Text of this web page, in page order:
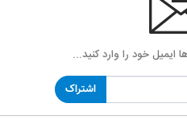
ایمیل خود را وارد کنید...
اشتراک